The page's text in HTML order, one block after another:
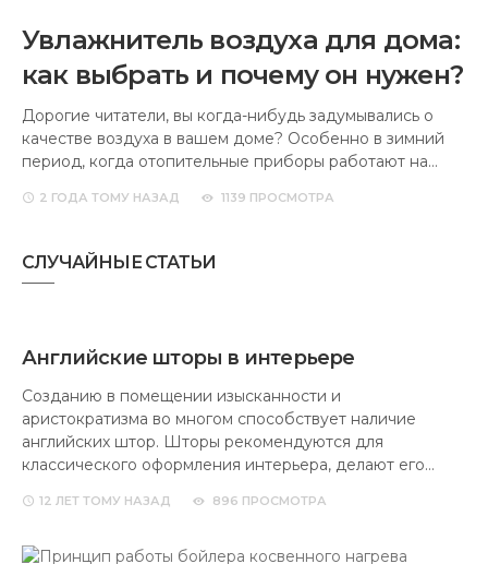
Увлажнитель воздуха для дома:
как выбрать и почему он нужен?
Дорогие читатели, вы когда-нибудь задумывались о
качестве воздуха в вашем доме? Особенно в зимний
период, когда отопительные приборы работают на…
2 ГОДА ТОМУ НАЗАД 1139 ПРОСМОТРА
СЛУЧАЙНЫЕ СТАТЬИ
Английские шторы в интерьере
Созданию в помещении изысканности и
аристократизма во многом способствует наличие
английских штор. Шторы рекомендуются для
классического оформления интерьера, делают его…
12 ЛЕТ ТОМУ НАЗАД 896 ПРОСМОТРА